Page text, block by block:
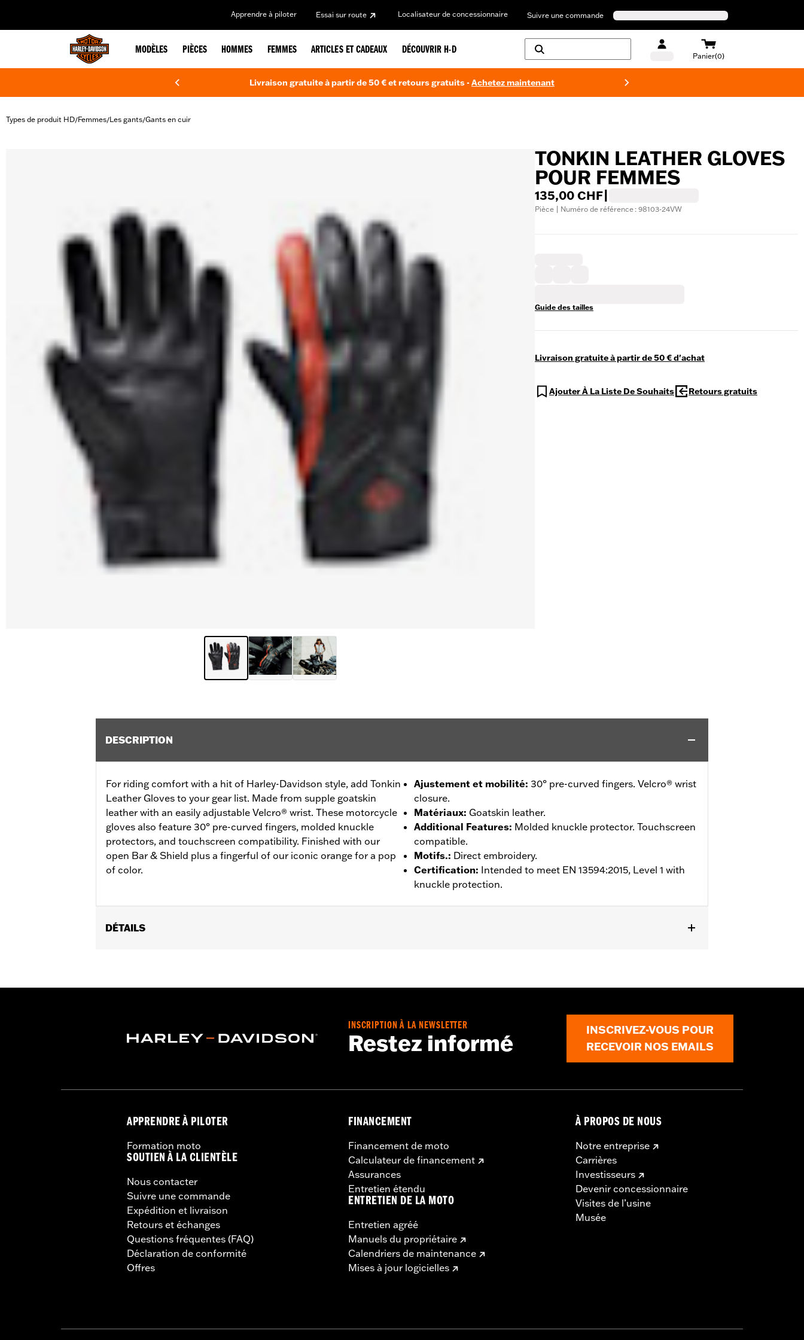
Apprendre à piloter Essai sur route Localisateur de concessionnaire Suivre une commande
MODÈLES PIÈCES HOMMES FEMMES ARTICLES ET CADEAUX DÉCOUVRIR H-D
Panier(0)
Livraison gratuite à partir de 50 € et retours gratuits -Achetez maintenant
Types de produit HD/Femmes/Les gants/Gants en cuir
TONKIN LEATHER GLOVES
POUR FEMMES
135,00 CHF
Pièce | Numéro de référence : 98103-24VW
Guide des tailles
Livraison gratuite à partir de 50 € d'achat
Ajouter À La Liste De Souhaits Retours gratuits
DESCRIPTION
For riding comfort with a hit of Harley-Davidson style, add Tonkin
Leather Gloves to your gear list. Made from supple goatskin
leather with an easily adjustable Velcro® wrist. These motorcycle
gloves also feature 30° pre-curved fingers, molded knuckle
protectors, and touchscreen compatibility. Finished with our
open Bar & Shield plus a fingerful of our iconic orange for a pop
of color.
Ajustement et mobilité: 30° pre-curved fingers. Velcro® wrist
closure.
Matériaux: Goatskin leather.
Additional Features: Molded knuckle protector. Touchscreen
compatible.
Motifs.: Direct embroidery.
Certification: Intended to meet EN 13594:2015, Level 1 with
knuckle protection.
DÉTAILS
GARANTIE:2 year limited warranty – Go towww.h-d.com/warrantyfor full details
INSCRIPTION À LA NEWSLETTER
Restez informé
INSCRIVEZ-VOUS POUR
RECEVOIR NOS EMAILS
APPRENDRE À PILOTER
Formation moto
SOUTIEN À LA CLIENTÈLE
Nous contacter
Suivre une commande
Expédition et livraison
Retours et échanges
Questions fréquentes (FAQ)
Déclaration de conformité
Offres
FINANCEMENT
Financement de moto
Calculateur de financement
Assurances
Entretien étendu
ENTRETIEN DE LA MOTO
Entretien agréé
Manuels du propriétaire
Calendriers de maintenance
Mises à jour logicielles
À PROPOS DE NOUS
Notre entreprise
Carrières
Investisseurs
Devenir concessionnaire
Visites de l’usine
Musée